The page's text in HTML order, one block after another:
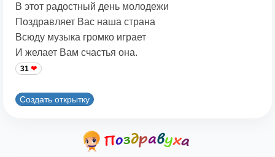
В этот радостный день молодежи
Поздравляет Вас наша страна
Всюду музыка громко играет
И желает Вам счастья она.
31
Создать открытку